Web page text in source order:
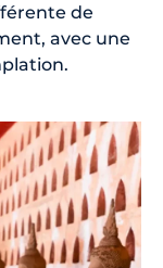
de
avec une